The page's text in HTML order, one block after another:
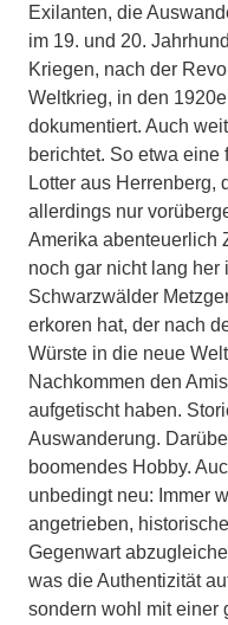
Exilanten, die
im 19. und 20.
Kriegen, nach der
Weltkrieg, in den
dokumentiert. Auch
berichtet. So etwa eine
Lotter aus Herrenberg,
allerdings nur
Amerika abenteuerlich
noch gar nicht lang her
Schwarzwälder
erkoren hat, der nach
Würste in die neue
Nachkommen den
aufgetischt haben.
Auswanderung.
boomendes Hobby.
unbedingt neu: Immer
angetrieben,
Gegenwart
was die Authentizität
sondern wohl mit einer